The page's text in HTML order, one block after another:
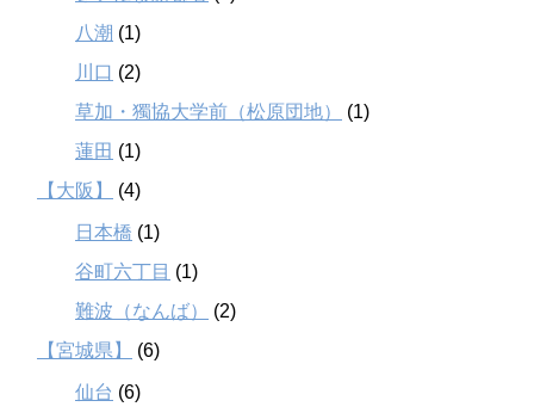
八潮 (1)
川口 (2)
草加・獨協大学前（松原団地）
(1)
蓮田 (1)
【大阪】
(4)
日本橋 (1)
谷町六丁目 (1)
難波（なんば）
(2)
【宮城県】
(6)
仙台 (6)